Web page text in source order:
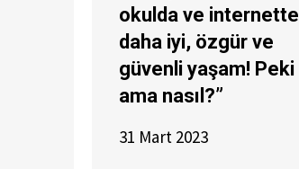
okulda ve internette
daha iyi, özgür ve
güvenli yaşam! Peki
ama nasıl?”
31 Mart 2023